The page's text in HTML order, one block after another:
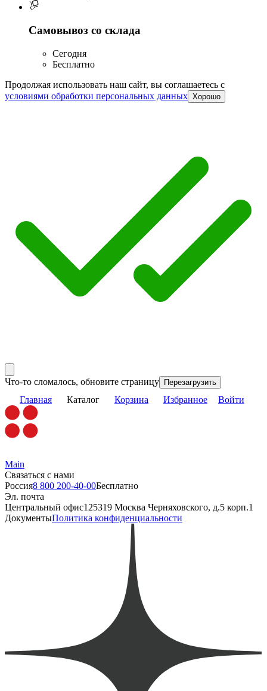
Самовывоз со склада
Сегодня
Бесплатно
Продолжая использовать наш сайт, вы соглашаетесь c
условиями обработки персональных данных Хорошо
Что-то сломалось, обновите страницу Перезагрузить
Главная Каталог Корзина Избранное Войти
Main
Связаться с нами
Россия8 800 200-40-00Бесплатно
Эл. почта
Центральный офис125319 Москва Черняховского, д.5 корп.1
ДокументыПолитика конфиденциальности